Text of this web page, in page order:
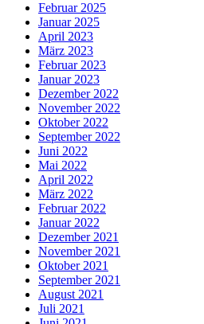
Februar 2025
Januar 2025
April 2023
März 2023
Februar 2023
Januar 2023
Dezember 2022
November 2022
Oktober 2022
September 2022
Juni 2022
Mai 2022
April 2022
März 2022
Februar 2022
Januar 2022
Dezember 2021
November 2021
Oktober 2021
September 2021
August 2021
Juli 2021